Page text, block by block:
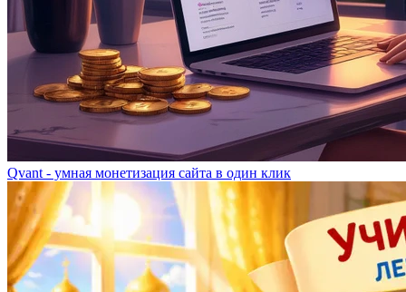
Qvant - умная монетизация сайта в один клик